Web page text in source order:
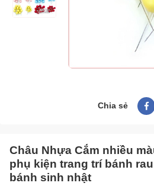
Chia sẻ
Châu Nhựa Cắm nhiều
phụ kiện trang trí bánh
bánh sinh nhật